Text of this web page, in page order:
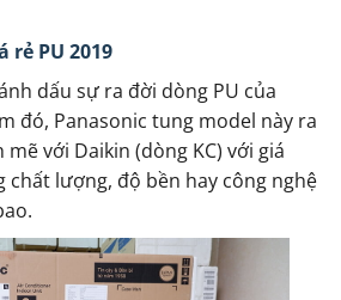
rẻ PU 2019
dấu sự ra đời dòng PU của
đó, Panasonic tung model này ra
với Daikin (dòng KC) với giá
lượng, độ bền hay công nghệ